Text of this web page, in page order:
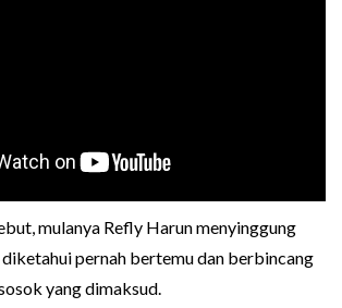
mulanya Refly Harun menyinggung
diketahui pernah bertemu dan berbincang
yang dimaksud.